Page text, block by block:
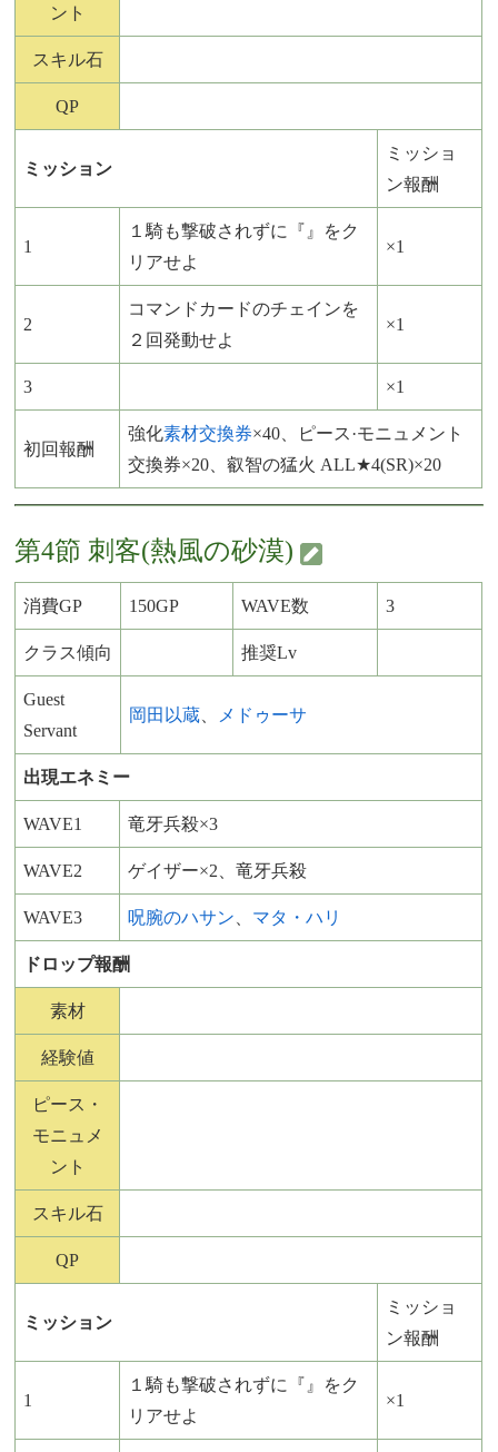
ント
スキル石
QP
ミッション
ミッショ
ン報酬
1
１騎も撃破されずに『』をク
リアせよ
×1
2
コマンドカードのチェインを
２回発動せよ
×1
3 ×1
初回報酬
強化素材交換券×40、ピース·モニュメント
交換券×20、叡智の猛火 ALL★4(SR)×20
第4節 刺客(熱風の砂漠)
消費GP 150GP WAVE数 3
クラス傾向 推奨Lv
Guest
Servant
岡田以蔵 メドゥーサ
出現エネミー
WAVE1 竜牙兵殺×3
WAVE2 ゲイザー×2、竜牙兵殺
WAVE3 呪腕のハサン マタ・ハリ
ドロップ報酬
素材
経験値
ピース・
モニュメ
ント
スキル石
QP
ミッション
ミッショ
ン報酬
1
１騎も撃破されずに『』をク
リアせよ
×1